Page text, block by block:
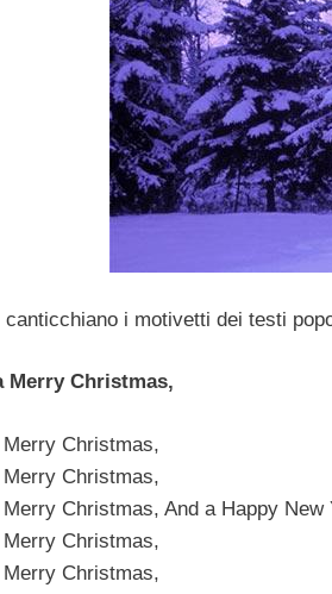
canticchiano i motivetti dei testi
Merry Christmas,
Christmas,
Christmas,
Christmas, And a Happy New
Christmas,
Christmas,